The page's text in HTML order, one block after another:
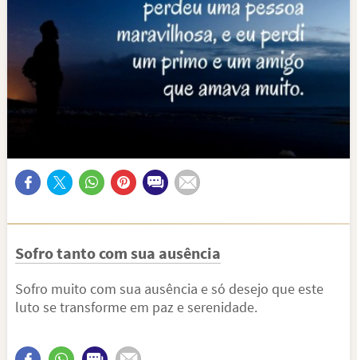
Sofro tanto com sua ausência
Sofro muito com sua ausência e só desejo que este
luto se transforme em paz e serenidade.